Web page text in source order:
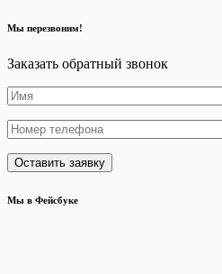
Мы перезвоним!
Заказать обратный звонок
Мы в Фейсбуке